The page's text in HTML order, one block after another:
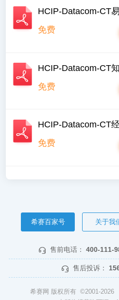
HCIP-Datacom-CT
免费
HCIP-Datacom-CT
免费
HCIP-Datacom-CT
免费
希赛百家号 关于我
售前电话： 400-111-
售后投诉：
希赛网 版权所有 ©2001-2026